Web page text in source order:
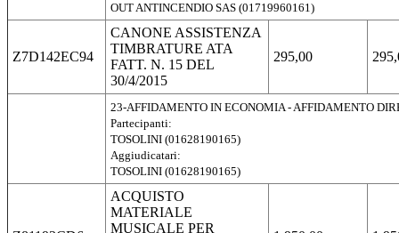
OUT ANTINCENDIO SAS (01719960161)
Z7D142EC94
CANONE ASSISTENZA
TIMBRATURE ATA
FATT. N. 15 DEL
30/4/2015
295,00
23-AFFIDAMENTO IN ECONOMIA - AFFIDAMENTO
Partecipanti:
TOSOLINI (01628190165)
Aggiudicatari:
TOSOLINI (01628190165)
ACQUISTO
MATERIALE
MUSICALE PER